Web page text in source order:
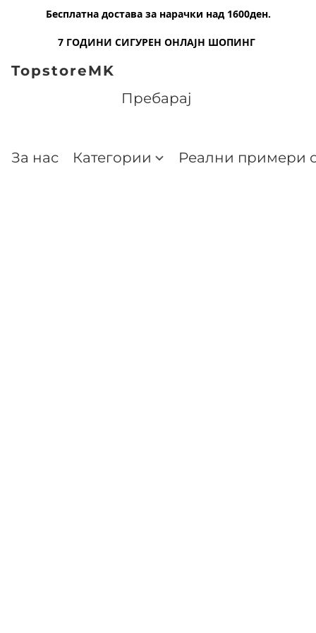
Бесплатна достава за нарачки над 1600ден.
7 ГОДИНИ СИГУРЕН ОНЛАЈН ШОПИНГ
TopstoreMK
За нас Категории Реални примери